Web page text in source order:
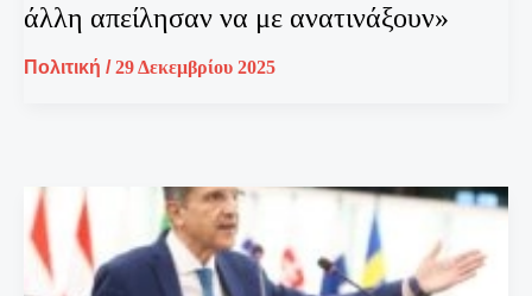
άλλη απείλησαν να με ανατινάξουν»
Πολιτική /29 Δεκεμβρίου 2025